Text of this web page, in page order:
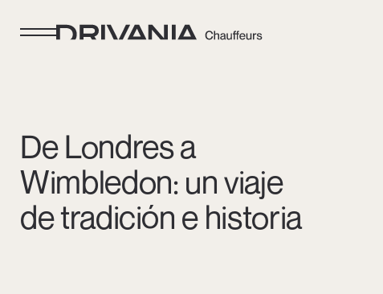
De Londres a
Wimbledon: un viaje
de tradición e historia